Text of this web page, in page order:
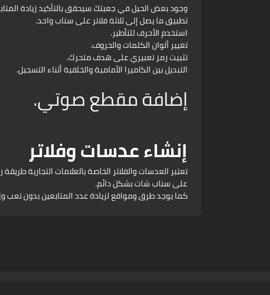
وجود بعض الحيل في جعبتك سيحقق بالتأكيد زيادة
تطبيق ما يصل إلى ثلاثة فلاتر على سناب واحد.
استخدم الأحرف للتأطير.
تغيير ألوان الكلمات والحروف.
تثبيت رمز تعبيري على هدف متحرك.
التبديل بين الكاميرا الأمامية والخلفية أثناء التسجيل.
إضافة مقطع صوتي.
إنشاء عدسات وفلاتر
تعتبر العدسات والفلاتر الخاصة بالعلامات التجارية
على سناب شات بشكل دائم.
كما يوجد طرق ومواقع لزيادة عدد المتابعين بدون تعب و